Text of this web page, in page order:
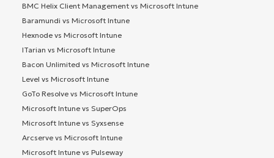
BMC Helix Client Management vs Microsoft Intune
Baramundi vs Microsoft Intune
Hexnode vs Microsoft Intune
ITarian vs Microsoft Intune
Bacon Unlimited vs Microsoft Intune
Level vs Microsoft Intune
GoTo Resolve vs Microsoft Intune
Microsoft Intune vs SuperOps
Microsoft Intune vs Syxsense
Arcserve vs Microsoft Intune
Microsoft Intune vs Pulseway